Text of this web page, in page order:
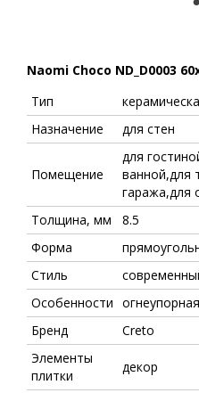
Naomi Choco ND_D0003
Тип
Назначение
для стен
Помещение
для
ванной,для
гаража,для
Толщина, мм
8.5
Форма
Стиль
Особенности огнеупорная
Бренд
Creto
Элементы
плитки
декор